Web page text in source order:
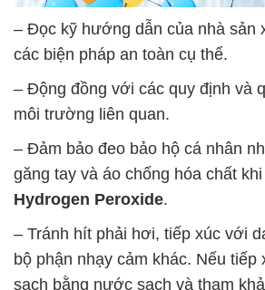
– Đọc kỹ hướng dẫn của nhà sản
các biện pháp an toàn cụ thể.
– Động đồng với các quy định và
môi trường liên quan.
– Đảm bảo đeo bảo hộ cá nhân
găng tay và áo chống hóa chất
Hydrogen Peroxide.
– Tránh hít phải hơi, tiếp xúc với
bộ phận nhạy cảm khác. Nếu tiếp
sạch bằng nước sạch và tham